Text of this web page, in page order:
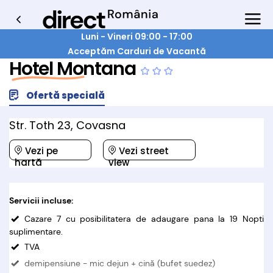
Luni - Vineri 09:00 - 17:00
Acceptăm Carduri de Vacantă
Hotel Montana
Ofertă specială
Str. Toth 23, Covasna
Vezi pe
hartă
Vezi street
view
Servicii incluse:
Cazare 7 cu posibilitatera de adaugare pana la 19 Nopti
suplimentare.
TVA
demipensiune - mic dejun + cină (bufet suedez)